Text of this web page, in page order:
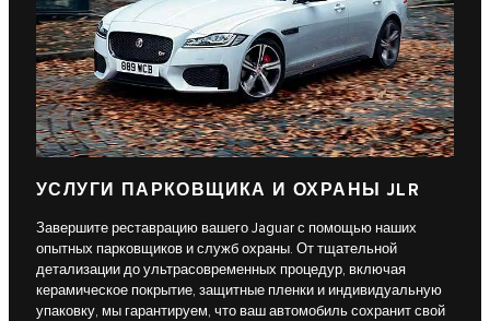
УСЛУГИ ПАРКОВЩИКА И ОХРАНЫ JLR
Завершите реставрацию вашего Jaguar с помощью наших
опытных парковщиков и служб охраны. От тщательной
детализации до ультрасовременных процедур, включая
керамическое покрытие, защитные пленки и индивидуальную
упаковку, мы гарантируем, что ваш автомобиль сохранит свой